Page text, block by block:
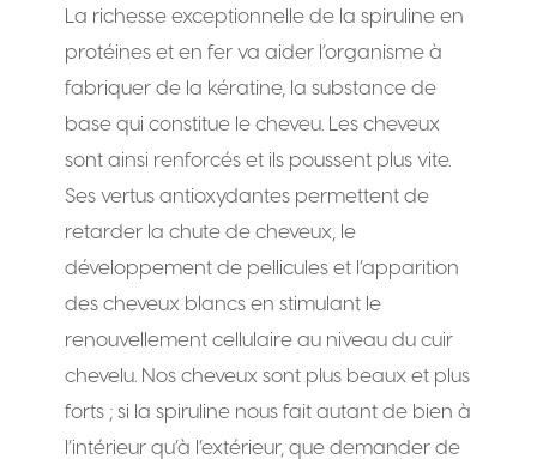
La richesse exceptionnelle de la spiruline en
protéines et en fer va aider l’organisme à
fabriquer de la kératine, la substance de
base qui constitue le cheveu. Les cheveux
sont ainsi renforcés et ils poussent plus vite.
Ses vertus antioxydantes permettent de
retarder la chute de cheveux, le
développement de pellicules et l’apparition
des cheveux blancs en stimulant le
renouvellement cellulaire au niveau du cuir
chevelu. Nos cheveux sont plus beaux et plus
forts ; si la spiruline nous fait autant de bien à
l’intérieur qu’à l’extérieur, que demander de